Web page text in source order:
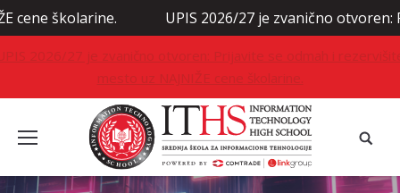
školarine. UPIS 2026/27 je zvanično otvoren:
2026/27 je zvanično otvoren: Prijavite se odmah i
mesto uz NAJNIŽE cene školarine.